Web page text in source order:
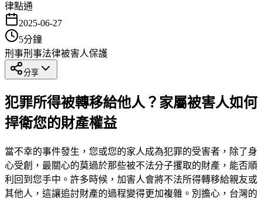
律點通
2025-06-27
5分鐘
刑事刑事法律被害人保護
分享
犯罪所得被轉移給他人？家屬被害人如何
捍衛您的財產權益
當不幸的事件發生，您或您的家人成為犯罪的受害者，除了身
心受創，最關心的莫過於那些被不法分子攫取的財產，能否順
利回到您手中。許多時候，加害人會將不法所得轉移給親友或
其他人，這讓追討財產的過程變得更加複雜。別擔心，台灣的